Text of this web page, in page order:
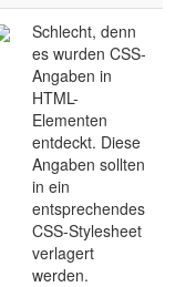
Schlecht, denn
es wurden CSS-
Angaben in
HTML-
Elementen
entdeckt. Diese
Angaben sollten
in ein
entsprechendes
CSS-Stylesheet
verlagert
werden.